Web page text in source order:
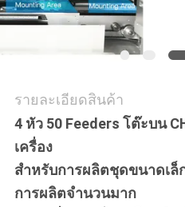
ความ
เป็น
ส่วน
ตัว
รายละเอียดสินค้า
4 หัว 50 Feeders โต๊ะบน
เครื่อง
สําหรับการผลิตชุดขนาดเล็
การผลิตจํานวนมาก